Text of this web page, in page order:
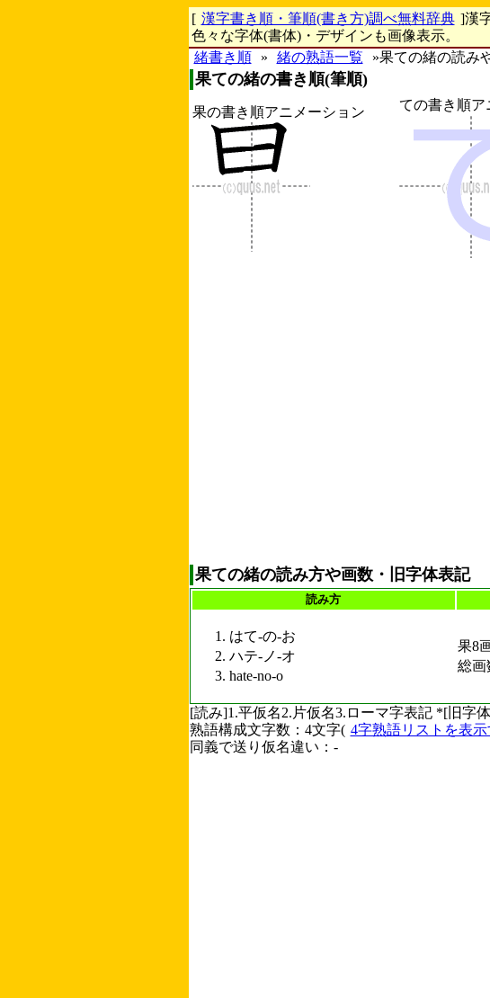
[ 漢字書き順・筆順(書き方)調べ無料辞典 ]漢
色々な字体(書体)・デザインも画像表示。
緒書き順
» 緒の熟語一覧 »果ての緒の読み
果ての緒の書き順(筆順)
果の書き順アニメーション ての書き順ア
果ての緒の読み方や画数・旧字体表記
読み方
はて-の-お
ハテ-ノ-オ
hate-no-o
果8
総画
[読み]1.平仮名2.片仮名3.ローマ字表記 *[旧字
熟語構成文字数：4文字( 4字熟語リストを表示
同義で送り仮名違い：-